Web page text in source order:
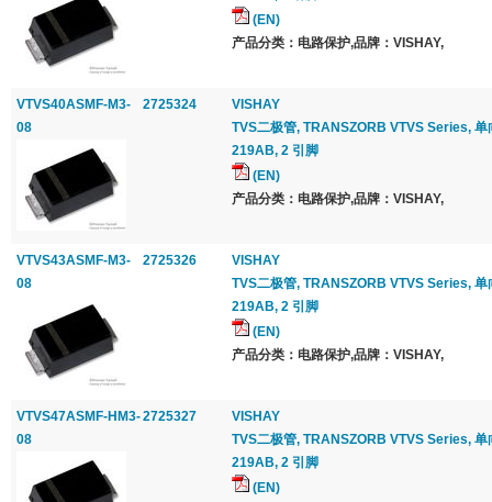
(EN)
产品分类：电路保护,品牌：VISHAY,
VTVS40ASMF-M3-
08
2725324
VISHAY
TVS二极管, TRANSZORB VTVS Series, 单
219AB, 2 引脚
(EN)
产品分类：电路保护,品牌：VISHAY,
VTVS43ASMF-M3-
08
2725326
VISHAY
TVS二极管, TRANSZORB VTVS Series, 单
219AB, 2 引脚
(EN)
产品分类：电路保护,品牌：VISHAY,
VTVS47ASMF-HM3-
08
2725327
VISHAY
TVS二极管, TRANSZORB VTVS Series, 单
219AB, 2 引脚
(EN)